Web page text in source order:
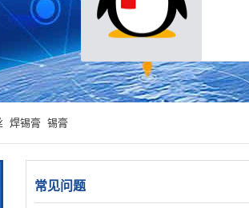
焊锡膏 锡膏
常见问题